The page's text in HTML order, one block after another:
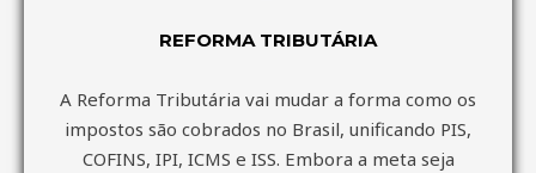
REFORMA TRIBUTÁRIA
A Reforma Tributária vai mudar a forma como os
impostos são cobrados no Brasil, unificando PIS,
COFINS, IPI, ICMS e ISS. Embora a meta seja